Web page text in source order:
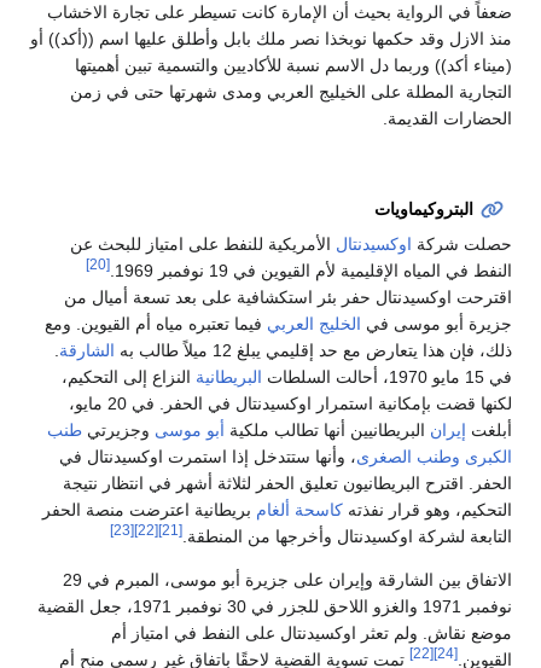
ضعفاً في الرواية بحيث أن الإمارة كانت تسيطر على تجارة الاخشاب
منذ الازل وقد حكمها نوبخذا نصر ملك بابل وأطلق عليها اسم ((أكد)) أو
(ميناء أكد)) وربما دل الاسم نسبة للأكاديين والتسمية تبين أهميتها
التجارية المطلة على الخيليج العربي ومدى شهرتها حتى في زمن
الحضارات القديمة.
البتروكيماويات
حصلت شركة اوكسيدنتال الأمريكية للنفط على امتياز للبحث عن
النفط في المياه الإقليمية لأم القيوين في 19 نوفمبر 1969.
[20]
اقترحت اوكسيدنتال حفر بئر استكشافية على بعد تسعة أميال من
جزيرة أبو موسى في الخليج العربي فيما تعتبره مياه أم القيوين. ومع
ذلك، فإن هذا يتعارض مع حد إقليمي يبلغ 12 ميلاً طالب به
الشارقة
في 15 مايو 1970، أحالت السلطات
البريطانية النزاع إلى التحكيم،
لكنها قضت بإمكانية استمرار اوكسيدنتال في الحفر. في 20 مايو،
أبلغت إيران البريطانيين أنها تطالب ملكية أبو موسى وجزيرتي طنب
الكبرى وطنب الصغرى، وأنها ستتدخل إذا استمرت اوكسيدنتال في
الحفر. اقترح البريطانيون تعليق الحفر لثلاثة أشهر في انتظار نتيجة
التحكيم، وهو قرار نفذته كاسحة ألغام بريطانية اعترضت منصة الحفر
التابعة لشركة اوكسيدنتال وأخرجها من المنطقة. [21]
[22]
[23]
الاتفاق بين الشارقة وإيران على جزيرة أبو موسى، المبرم في 29
نوفمبر 1971 والغزو اللاحق للجزر في 30 نوفمبر 1971، جعل القضية
موضع نقاش. ولم تعثر اوكسيدنتال على النفط في امتياز أم
القيوين. [24]
[22] تمت تسوية القضية لاحقًا باتفاق غير رسمي منح أم